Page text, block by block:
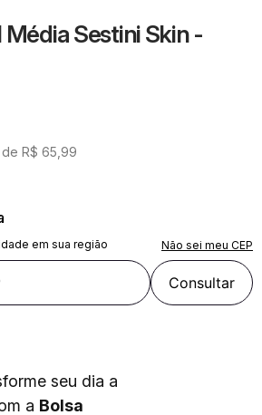
Sestini Skin -
R$ 65 99
em sua região Não sei meu CEP
Consultar
seu dia a
a Bolsa